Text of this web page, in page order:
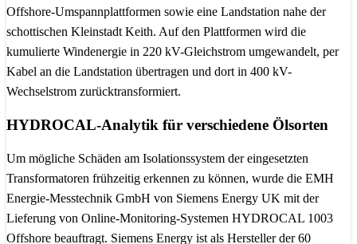
Offshore-Umspannplattformen sowie eine Landstation nahe der
schottischen Kleinstadt Keith. Auf den Plattformen wird die
kumulierte Windenergie in 220 kV-Gleichstrom umgewandelt, per
Kabel an die Landstation übertragen und dort in 400 kV-
Wechselstrom zurücktransformiert.
HYDROCAL-Analytik für verschiedene Ölsorten
Um mögliche Schäden am Isolationssystem der eingesetzten
Transformatoren frühzeitig erkennen zu können, wurde die EMH
Energie-Messtechnik GmbH von Siemens Energy UK mit der
Lieferung von Online-Monitoring-Systemen HYDROCAL 1003
Offshore beauftragt. Siemens Energy ist als Hersteller der 60